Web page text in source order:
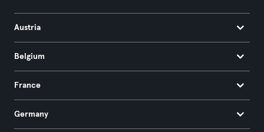
Austria
Belgium
France
Germany